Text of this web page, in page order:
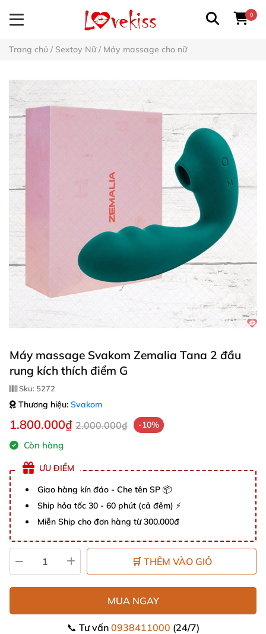
0
Trang chủ / Sextoy Nữ/ Máy massage cho nữ
Máy massage Svakom Zemalia Tana 2 đầu
rung kích thích điểm G
Sku: 5272
Thương hiệu: Svakom
1.800.000₫ 2.000.000₫ -10%
Còn hàng
ƯU ĐIỂM
Giao hàng kín đáo - Che tên SP 📦
Ship hỏa tốc 30 - 60 phút (cả đêm) ⚡
Miễn Ship cho đơn hàng từ 300.000đ
🛒 THÊM VÀO GIỎ
MUA NGAY
📞 Tư vấn 0938411000 (24/7)